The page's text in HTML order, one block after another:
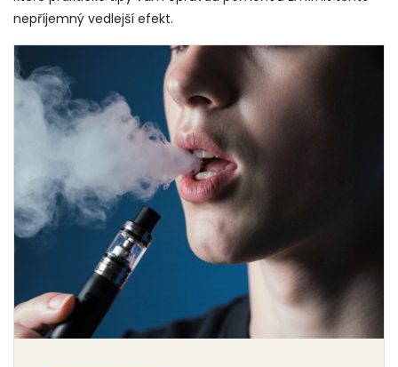
nepříjemný vedlejší efekt.